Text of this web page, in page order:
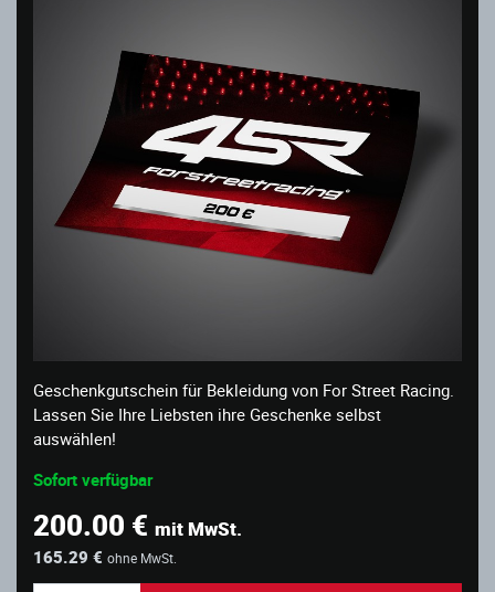
Geschenkgutschein für Bekleidung von For Street Racing.
Lassen Sie Ihre Liebsten ihre Geschenke selbst
auswählen!
Sofort verfügbar
200.00 € mit MwSt.
165.29 € ohne MwSt.